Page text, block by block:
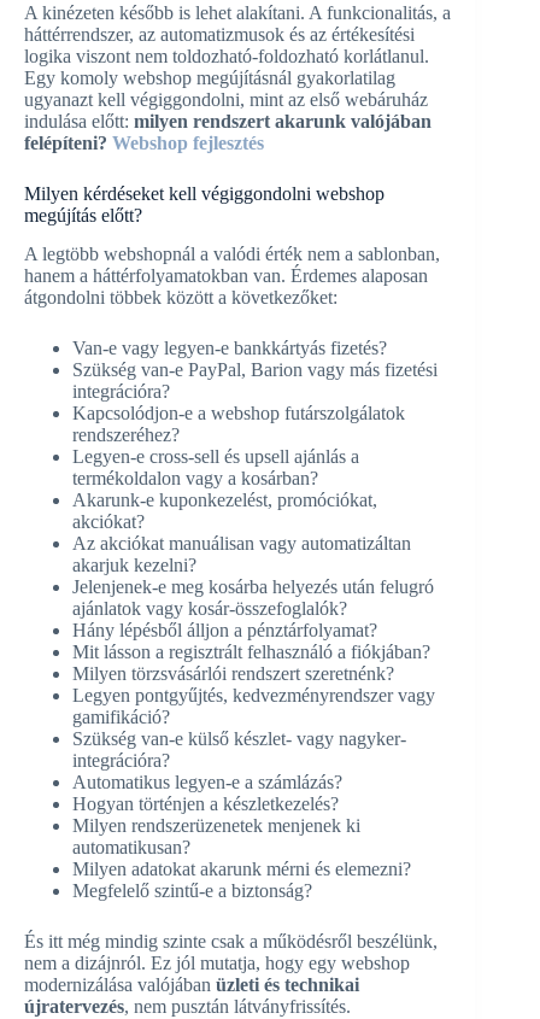
A kinézeten később is lehet alakítani. A funkcionalitás, a
háttérrendszer, az automatizmusok és az értékesítési
logika viszont nem toldozható-foldozható korlátlanul.
Egy komoly webshop megújításnál gyakorlatilag
ugyanazt kell végiggondolni, mint az első webáruház
indulása előtt: milyen rendszert akarunk valójában
felépíteni? Webshop fejlesztés
Milyen kérdéseket kell végiggondolni webshop
megújítás előtt?
A legtöbb webshopnál a valódi érték nem a sablonban,
hanem a háttérfolyamatokban van. Érdemes alaposan
átgondolni többek között a következőket:
Van-e vagy legyen-e bankkártyás fizetés?
Szükség van-e PayPal, Barion vagy más fizetési
integrációra?
Kapcsolódjon-e a webshop futárszolgálatok
rendszeréhez?
Legyen-e cross-sell és upsell ajánlás a
termékoldalon vagy a kosárban?
Akarunk-e kuponkezelést, promóciókat,
akciókat?
Az akciókat manuálisan vagy automatizáltan
akarjuk kezelni?
Jelenjenek-e meg kosárba helyezés után felugró
ajánlatok vagy kosár-összefoglalók?
Hány lépésből álljon a pénztárfolyamat?
Mit lásson a regisztrált felhasználó a fiókjában?
Milyen törzsvásárlói rendszert szeretnénk?
Legyen pontgyűjtés, kedvezményrendszer vagy
gamifikáció?
Szükség van-e külső készlet- vagy nagyker-
integrációra?
Automatikus legyen-e a számlázás?
Hogyan történjen a készletkezelés?
Milyen rendszerüzenetek menjenek ki
automatikusan?
Milyen adatokat akarunk mérni és elemezni?
Megfelelő szintű-e a biztonság?
És itt még mindig szinte csak a működésről beszélünk,
nem a dizájnról. Ez jól mutatja, hogy egy webshop
modernizálása valójában üzleti és technikai
újratervezés, nem pusztán látványfrissítés.